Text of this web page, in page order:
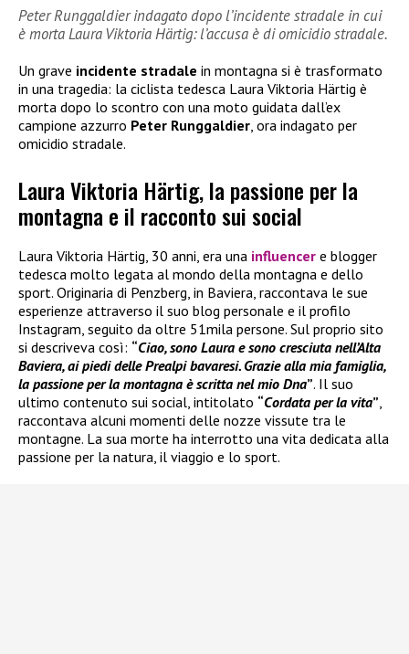
Peter Runggaldier indagato dopo l’incidente stradale in cui
è morta Laura Viktoria Härtig: l’accusa è di omicidio stradale.
Un grave incidente stradale in montagna si è trasformato
in una tragedia: la ciclista tedesca Laura Viktoria Härtig è
morta dopo lo scontro con una moto guidata dall’ex
campione azzurro Peter Runggaldier, ora indagato per
omicidio stradale.
Laura Viktoria Härtig, la passione per la
montagna e il racconto sui social
Laura Viktoria Härtig, 30 anni, era una influencer e blogger
tedesca molto legata al mondo della montagna e dello
sport. Originaria di Penzberg, in Baviera, raccontava le sue
esperienze attraverso il suo blog personale e il profilo
Instagram, seguito da oltre 51mila persone. Sul proprio sito
si descriveva così: “Ciao, sono Laura e sono cresciuta nell’Alta
Baviera, ai piedi delle Prealpi bavaresi. Grazie alla mia famiglia,
la passione per la montagna è scritta nel mio Dna”. Il suo
ultimo contenuto sui social, intitolato “Cordata per la vita”
raccontava alcuni momenti delle nozze vissute tra le
montagne. La sua morte ha interrotto una vita dedicata alla
passione per la natura, il viaggio e lo sport.